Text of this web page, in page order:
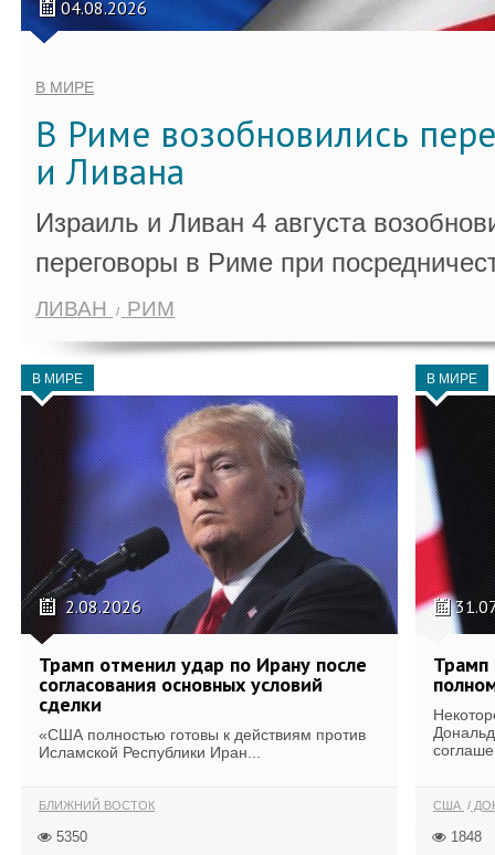
04.08.2026
В МИРЕ
В Риме возобновились
и Ливана
Израиль и Ливан 4 августа
переговоры в Риме при
ЛИВАН РИМ
В МИРЕ
2.08.2026
Трамп отменил удар по Ирану после
согласования основных условий
сделки
«США полностью готовы к действиям против
Исламской Республики Иран...
БЛИЖНИЙ ВОСТОК
5350
В МИРЕ
Трамп
США
1848